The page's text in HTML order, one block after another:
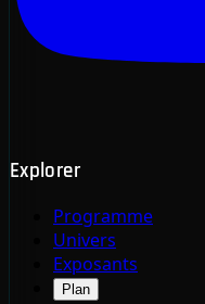
Explorer
Programme
Univers
Exposants
Plan